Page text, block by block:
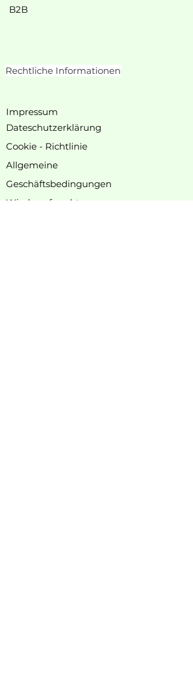
B2B
Rechtliche Informationen
Impressum
Dateschutzerklärung
Cookie - Richtlinie
Allgemeine
Geschäftsbedingungen
Wiederrufsrecht